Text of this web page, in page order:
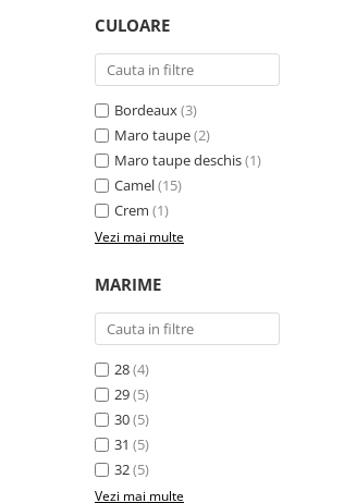
Imbracaminte
Camasi si topuri
Blugi si pantaloni
Pulovere si cardigane
Incaltaminte toamna-iarna piele
CULOARE
Bordeaux(3)
Maro taupe(2)
Maro taupe deschis(1)
Camel(15)
Crem (1)
Vezi mai multe
MARIME
28(4)
29(5)
30(5)
31 (5)
32(5)
Vezi mai multe